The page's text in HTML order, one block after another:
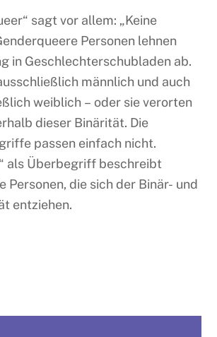
sagt vor allem: „Keine
Personen lehnen
in Geschlechterschubladen ab.
männlich und auch
weiblich – oder sie verorten
dieser Binärität. Die
passen einfach nicht.
als Überbegriff beschreibt
Personen, die sich der Binär- und
entziehen.